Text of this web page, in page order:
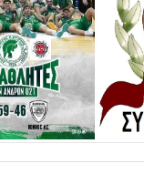
Play off B